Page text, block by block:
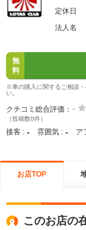
定休日
法人名
無
料
※車の購入に関するご相談
い。
クチコミ総合評価： -
（投稿数0件）
接客 : - 雰囲気 : - ア
お店TOP
このお店の